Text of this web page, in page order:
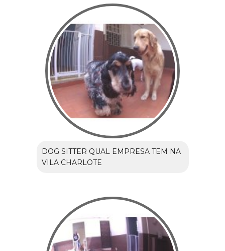
DOG SITTER QUAL EMPRESA TEM NA
VILA CHARLOTE